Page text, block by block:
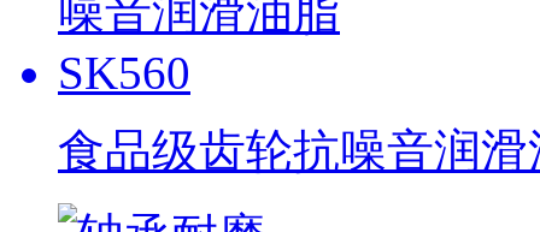
食品级齿轮抗噪音润滑